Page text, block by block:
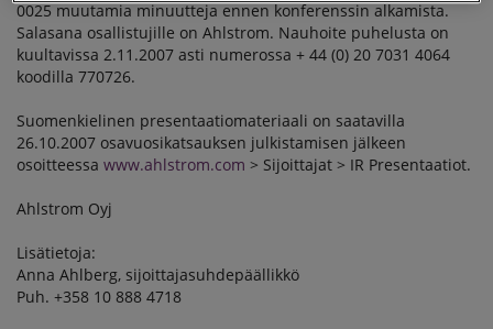
0025 muutamia minuutteja ennen konferenssin alkamista.
Salasana osallistujille on Ahlstrom. Nauhoite puhelusta on
kuultavissa 2.11.2007 asti numerossa + 44 (0) 20 7031 4064
koodilla 770726.
Suomenkielinen presentaatiomateriaali on saatavilla
26.10.2007 osavuosikatsauksen julkistamisen jälkeen
osoitteessa www.ahlstrom.com > Sijoittajat > IR Presentaatiot.
Ahlstrom Oyj
Lisätietoja:
Anna Ahlberg, sijoittajasuhdepäällikkö
Puh. +358 10 888 4718